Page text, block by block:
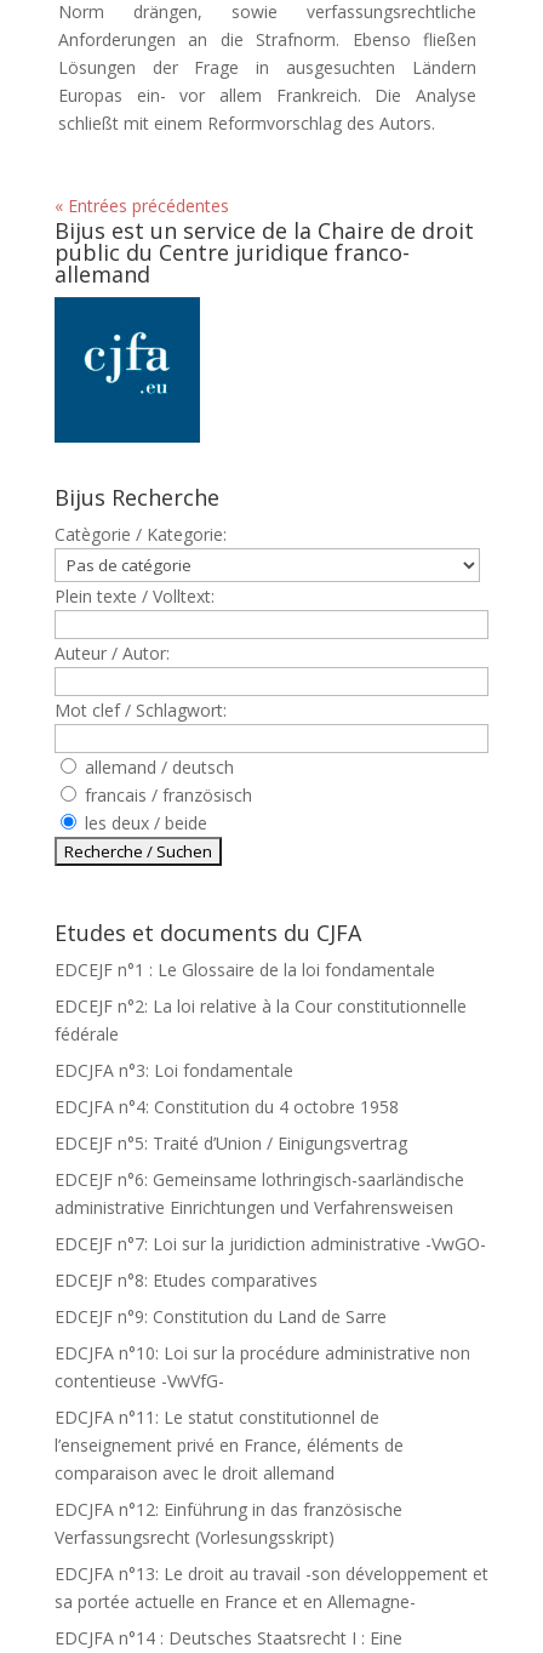
Norm drängen, sowie verfassungsrechtliche
Anforderungen an die Strafnorm. Ebenso fließen
Lösungen der Frage in ausgesuchten Ländern
Europas ein- vor allem Frankreich. Die Analyse
schließt mit einem Reformvorschlag des Autors.
« Entrées précédentes
Bijus est un service de la Chaire de droit
public du Centre juridique franco-
allemand
Bijus Recherche
Catègorie / Kategorie:
Plein texte / Volltext:
Auteur / Autor:
Mot clef / Schlagwort:
allemand / deutsch
francais / französisch
les deux / beide
Etudes et documents du CJFA
EDCEJF n°1 : Le Glossaire de la loi fondamentale
EDCEJF n°2: La loi relative à la Cour constitutionnelle
fédérale
EDCJFA n°3: Loi fondamentale
EDCJFA n°4: Constitution du 4 octobre 1958
EDCEJF n°5: Traité d’Union / Einigungsvertrag
EDCEJF n°6: Gemeinsame lothringisch-saarländische
administrative Einrichtungen und Verfahrensweisen
EDCEJF n°7: Loi sur la juridiction administrative -VwGO-
EDCEJF n°8: Etudes comparatives
EDCEJF n°9: Constitution du Land de Sarre
EDCJFA n°10: Loi sur la procédure administrative non
contentieuse -VwVfG-
EDCJFA n°11: Le statut constitutionnel de
l’enseignement privé en France, éléments de
comparaison avec le droit allemand
EDCJFA n°12: Einführung in das französische
Verfassungsrecht (Vorlesungsskript)
EDCJFA n°13: Le droit au travail -son développement et
sa portée actuelle en France et en Allemagne-
EDCJFA n°14 : Deutsches Staatsrecht I : Eine